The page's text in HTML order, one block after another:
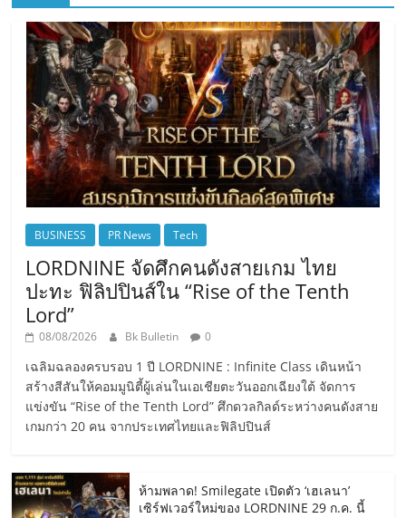
BUSINESS PR News Tech
LORDNINE จัดศึกคนดังสายเกม ไทย
ปะทะ ฟิลิปปินส์ใน “Rise of the Tenth
Lord”
08/08/2026 Bk Bulletin 0
เฉลิมฉลองครบรอบ 1 ปี LORDNINE : Infinite Class เดินหน้า
สร้างสีสันให้คอมมูนิตี้ผู้เล่นในเอเชียตะวันออกเฉียงใต้ จัดการ
แข่งขัน “Rise of the Tenth Lord” ศึกดวลกิลด์ระหว่างคนดังสาย
เกมกว่า 20 คน จากประเทศไทยและฟิลิปปินส์
ห้ามพลาด! Smilegate เปิดตัว ‘เฮเลนา’
เซิร์ฟเวอร์ใหม่ของ LORDNINE 29 ก.ค. นี้